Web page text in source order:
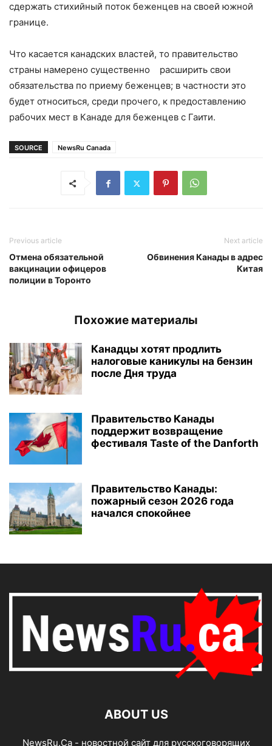
сдержать стихийный поток беженцев на своей южной
границе.
Что касается канадских властей, то правительство
страны намерено существенно расширить свои
обязательства по приему беженцев; в частности это
будет относиться, среди прочего, к предоставлению
рабочих мест в Канаде для беженцев с Гаити.
SOURCE NewsRu Canada
Previous article
Отмена обязательной
вакцинации офицеров
полиции в Торонто
Next article
Обвинения Канады в адрес
Китая
Похожие материалы
Канадцы хотят продлить
налоговые каникулы на бензин
после Дня труда
Правительство Канады
поддержит возвращение
фестиваля Taste of the Danforth
Правительство Канады:
пожарный сезон 2026 года
начался спокойнее
ABOUT US
NewsRu.Ca - новостной сайт для русскоговорящих